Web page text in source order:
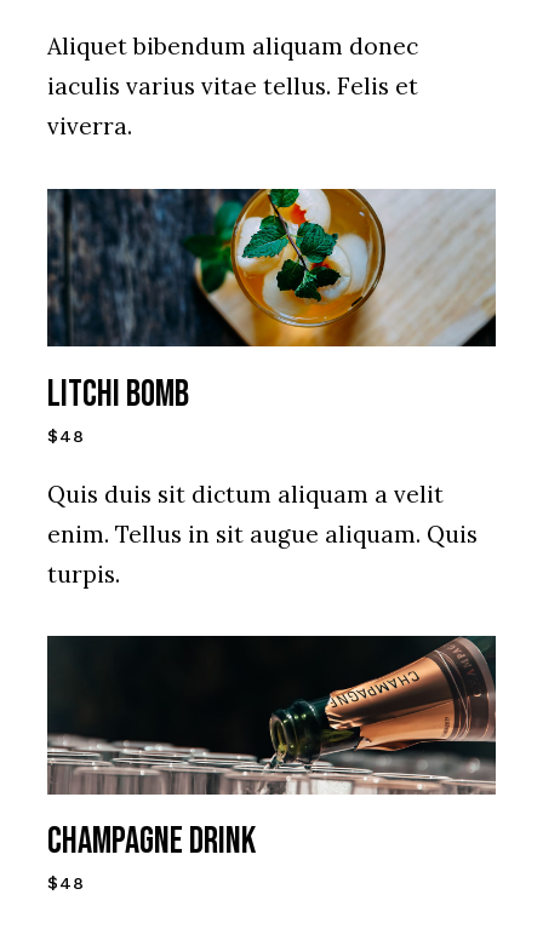
Aliquet bibendum aliquam donec
iaculis varius vitae tellus. Felis et
viverra.
Litchi Bomb
$48
Quis duis sit dictum aliquam a velit
enim. Tellus in sit augue aliquam. Quis
turpis.
Champagne Drink
$48